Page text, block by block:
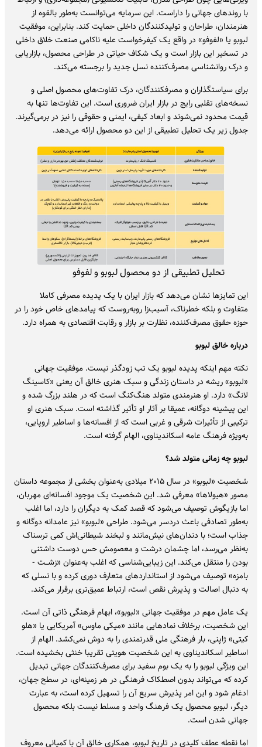
با روندهای جهانی را داراست. این سرمایه می‌توانست به‌طور بالقوه از
هنرمندان، طراحان و تولیدکنندگان داخلی حمایت کند. بنابراین، موفقیت
لبوبو یا «لفوفو» در واقع یک کیفرخواست علیه ناکامی صنعت خلاق داخلی
در تسخیر این بازار است و یک شکاف حیاتی در طراحی محصول، بازاریابی
و درک روانشناسی مصرف‌کننده نسل جدید را برجسته می‌کند.
برای سیاستگذاران و مصرفکنندگان، درک تفاوت‌های محصول اصلی و
نسخه‌های تقلبی رایج در بازار ایران ضروری است. این تفاوت‌ها تنها به
قیمت محدود نمی‌شوند و ابعاد کیفی، ایمنی و حقوقی را نیز در برمی‌گیرند.
جدول زیر یک تحلیل تطبیقی از این دو محصول ارائه می‌دهد.
تحلیل تطبیقی از دو محصول لبوبو و لفوفو
این تمایزها نشان می‌دهد که بازار ایران با یک پدیده مصرفی کاملا
متفاوت و بلکه خطرناک، آسیب‌زا روبه‌روست که پیامدهای خاص خود را در
حوزه حقوق مصرف‌کننده، نظارت بر بازار و رقابت اقتصادی به همراه دارد.
درباره خالق لبوبو
نکته مهم اینکه پدیده لبوبو یک تب زودگذر نیست. موفقیت جهانی
«لبوبو» ریشه در داستان زندگی و سبک هنری خالق آن یعنی «کاسینگ
لانگ» دارد. او هنرمندی متولد هنگ‌کنگ است که در هلند بزرگ شده و
این پیشینه دوگانه، عمیقا بر آثار او تأثیر گذاشته است. سبک هنری او
ترکیبی از تأثیرات شرقی و غربی است که از افسانه‌ها و اساطیر اروپایی،
به‌ویژه فرهنگ عامه اسکاندیناوی، الهام گرفته است.
لبوبو چه زمانی متولد شد؟
شخصیت «لبوبو» در سال ۲۰۱۵ میلادی به‌عنوان بخشی از مجموعه داستان
مصور «هیولاها» معرفی شد. این شخصیت یک موجود افسانه‌ای مهربان،
اما بازیگوش توصیف می‌شود که قصد کمک به دیگران را دارد، اما اغلب
به‌طور تصادفی باعث دردسر می‌شود. طراحی «لبوبو» نیز عامدانه دوگانه و
جذاب است؛ با دندان‌های نیش‌مانند و لبخند شیطانی‌اش کمی ترسناک
به‌نظر می‌رسد، اما چشمان درشت و معصومش حس دوست داشتنی
بودن را منتقل می‌کند. این زیبایی‌شناسی که اغلب به‌عنوان «زشــت -
بامزه» توصیف می‌شود از استانداردهای متعارف دوری کرده و با نسلی که
به دنبال اصالت و پذیرش نقص است، ارتباط عمیق‌تری برقرار می‌کند.
یک عامل مهم در موفقیت جهانی «لبوبو»، ابهام فرهنگی ذاتی آن است.
این شخصیت، برخلاف نمادهایی مانند «میکی ماوس» آمریکایی یا «هلو
کیتی» ژاپنی، بار فرهنگی ملی قدرتمندی را به دوش نمی‌کشد. الهام از
اساطیر اسکاندیناوی به این شخصیت هویتی تقریبا خنثی بخشیده است.
این ویژگی لبوبو را به یک بوم سفید برای مصرف‌کنندگان جهانی تبدیل
کرده که می‌تواند بدون اصطکاک فرهنگی در هر زمینه‌ای، در سطح جهان،
ادغام شود و این امر پذیرش سریع آن را تسهیل کرده است، به عبارت
دیگر، لبوبو محصول یک فرهنگ واحد و مسلط نیست بلکه محصول
جهانی شدن است.
اما نقطه عطف کلیدی در تاریخ لبوبو، همکاری خالق آن با کمپانی معروف